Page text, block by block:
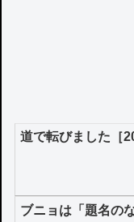
道で転びました［
ブニョは「題名の